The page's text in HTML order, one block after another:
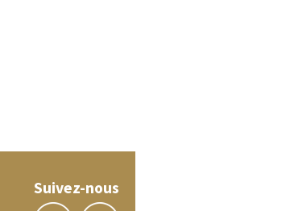
Suivez-nous